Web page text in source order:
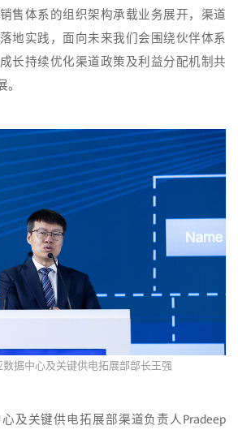
售体系的组织架构承载业务展开，渠道
地实践，面向未来我们会围绕伙伴体系
长持续优化渠道政策及利益分配机制共
据中心及关键供电拓展部部长王强
及关键供电拓展部渠道负责人Pradeep